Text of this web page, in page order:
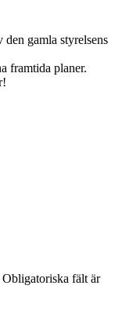
gamla styrelsens
framtida planer.
Obligatoriska fält är